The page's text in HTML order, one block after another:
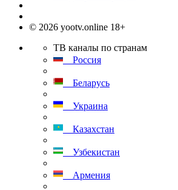
© 2026 yootv.online 18+
ТВ каналы по странам
Россия
Беларусь
Украина
Казахстан
Узбекистан
Армения